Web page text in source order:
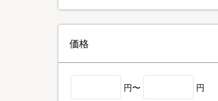
価格
円〜 円